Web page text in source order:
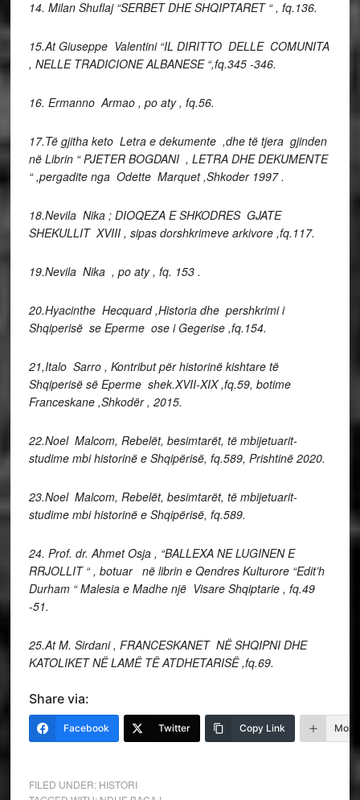
14. Milan Shuflaj “SERBET DHE SHQIPTARET “ , fq.136.
15.At Giuseppe Valentini “IL DIRITTO DELLE COMUNITA
, NELLE TRADICIONE ALBANESE “,fq.345 -346.
16. Ermanno Armao , po aty , fq.56.
17.Të gjitha keto Letra e dekumente ,dhe të tjera gjinden
në Librin “ PJETER BOGDANI , LETRA DHE DEKUMENTE
“ ,pergadite nga Odette Marquet ,Shkoder 1997 .
18.Nevila Nika ; DIOQEZA E SHKODRES GJATE
SHEKULLIT XVIII , sipas dorshkrimeve arkivore ,fq.117.
19.Nevila Nika , po aty , fq. 153 .
20.Hyacinthe Hecquard ,Historia dhe pershkrimi i
Shqiperisë se Eperme ose i Gegerise ,fq.154.
21,Italo Sarro , Kontribut për historinë kishtare të
Shqiperisë së Eperme shek.XVII-XIX ,fq.59, botime
Franceskane ,Shkodër , 2015.
22.Noel Malcom, Rebelët, besimtarët, të mbijetuarit-
studime mbi historinë e Shqipërisë, fq.589, Prishtinë 2020.
23.Noel Malcom, Rebelët, besimtarët, të mbijetuarit-
studime mbi historinë e Shqipërisë, fq.589.
24. Prof. dr. Ahmet Osja , “BALLEXA NE LUGINEN E
RRJOLLIT “ , botuar në librin e Qendres Kulturore “Edit’h
Durham “ Malesia e Madhe një Visare Shqiptarie , fq.49
-51.
25.At M. Sirdani , FRANCESKANET NË SHQIPNI DHE
KATOLIKET NË LAMË TË ATDHETARISË ,fq.69.
Share via:
Facebook Twitter Copy Link More
FILED UNDER: HISTORI